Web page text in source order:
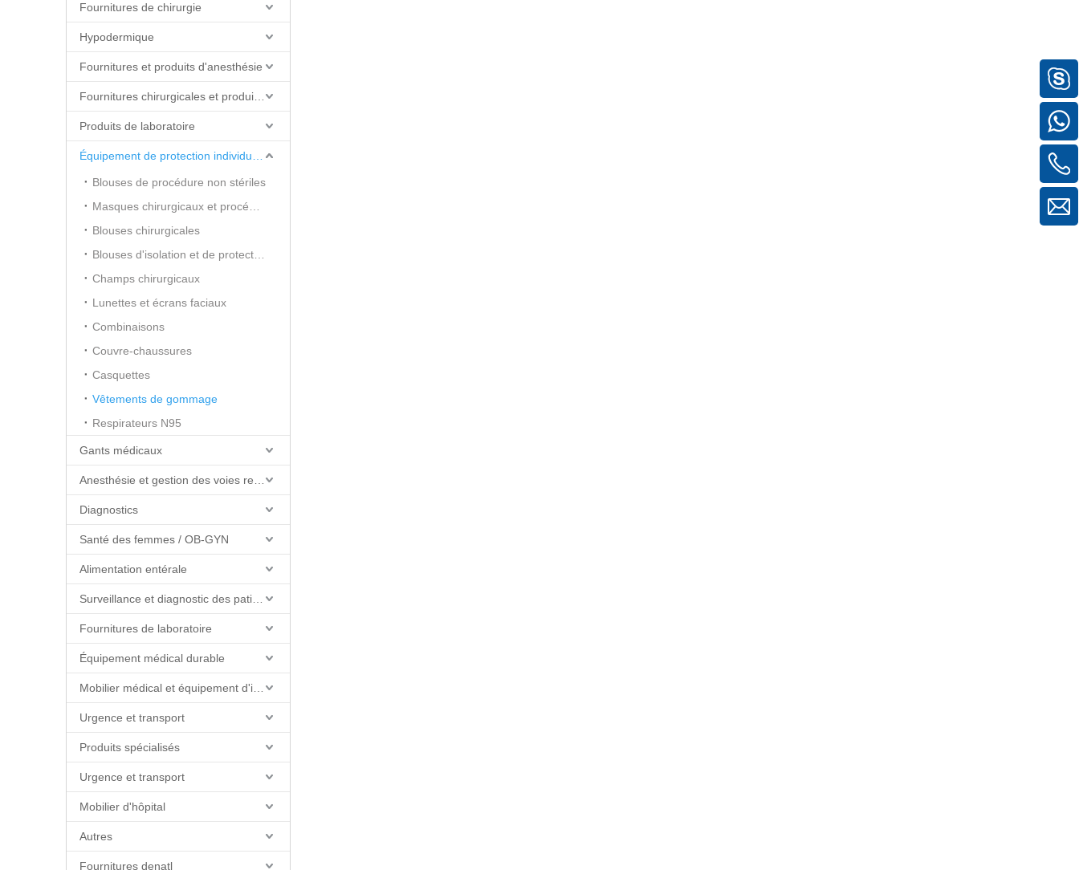
Fournitures de chirurgie
Hypodermique
Fournitures et produits d'anesthésie
Produits de laboratoire
Blouses de procédure non stériles
Blouses chirurgicales
Champs chirurgicaux
Lunettes et écrans faciaux
Combinaisons
Couvre-chaussures
Casquettes
Vêtements de gommage
Respirateurs N95
Gants médicaux
Diagnostics
Santé des femmes / OB-GYN
Alimentation entérale
Fournitures de laboratoire
Équipement médical durable
Urgence et transport
Produits spécialisés
Urgence et transport
Mobilier d'hôpital
Autres
Fournitures denatl